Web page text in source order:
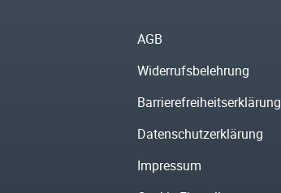
AGB
Widerrufsbelehrung
Barrierefreiheitserklärung
Datenschutzerklärung
Impressum